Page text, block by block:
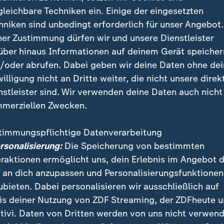
hat Schwachstellen, die kaum geschützt und leicht
zeigen: Die Versorgung von Stadtteilen und Dax-
Techniken ein. Einige der eingesetzten
sind unbedingt erforderlich für unser
Zustimmung dürfen wir und unsere Dienstleister
hinaus Informationen auf deinem Gerät
oder abrufen. Dabei geben wir deine Daten ohne
nicht an Dritte weiter, die nicht unsere
sind. Wir verwenden deine Daten auch nicht
Zwecken.
Datenverarbeitung
Die Speicherung von bestimmten
ermöglicht uns, dein Erlebnis im Angebot
an dich anzupassen und Personalisierungsfunktionen
Dabei personalisieren wir ausschließlich auf
deiner Nutzung von ZDF Streaming, der ZDFheute
Daten von Dritten werden von uns nicht